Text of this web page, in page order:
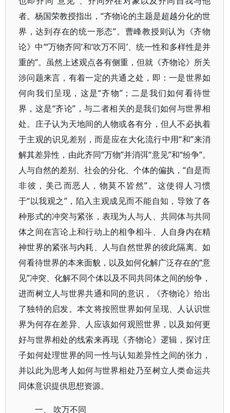
者。杨国荣教授指出，“齐物论的主题是超越分化的世
界，达到存在的统一形态”。曹峰教授则认为《齐物
论》中“‘万物齐同’和‘吹万不同’、统一性和多样性是并
重的”。虽然上述观点各有侧重，但就《齐物论》所关
涉问题来言，有着一定的共通之处，即：一是世界如
何向我们呈现，这是“齐物”；二是我们如何看待世
界，这是“齐论”，与二者相关的是我们如何与世界相
处。庄子认为天地间的人物或各有分，但人不必执着
于主观的识见差别，而是应在大化流行中用“和”来消
解其差异性，由此齐同“万物”并消弭“意见”和“纷争”。
人与自然的差别、社会的分化、个体的偏执，“自是而
非彼，美己而恶人，物莫不皆然”。这使得人习惯
于“以我观之”，陷入主观成见而不能自知，导致了各
种形式的冲突与紧张，表现为人与人、共同体与共同
体之间在言论上和行动上的相争相斗、人自身内在精
神世界的紧张与内耗、人与自然世界的彼此隔离。如
何看待世界的本来面貌，以及如何化解广泛存在的“意
见”冲突、化解不同个体以及不同共同体之间的纷争，
进而树立人与世界共通和同的意识，《齐物论》给出
了独特的启发。本文将按照世界如何呈现、人认识世
界为何存在差异、人应该如何观照世界，以及如何更
好与世界相处的线索来再现《齐物论》逻辑，探讨庄
子如何处理世界的同一性与认知差异性之间的张力，
并以此为思考人如何与世界相处乃至树立人类命运共
同体意识提供思想资源。
一、 吹万不同